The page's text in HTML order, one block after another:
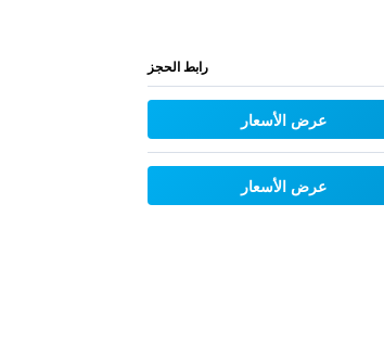
رابط الحجز
عرض الأسعار
عرض الأسعار